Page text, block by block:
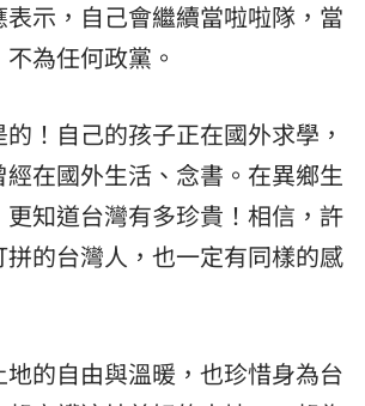
示，自己會繼續當啦啦隊，當
為任何政黨。
！自己的孩子正在國外求學，
經在國外生活、念書。在異鄉生
知道台灣有多珍貴！相信，許
的台灣人，也一定有同樣的感
的自由與溫暖，也珍惜身為台